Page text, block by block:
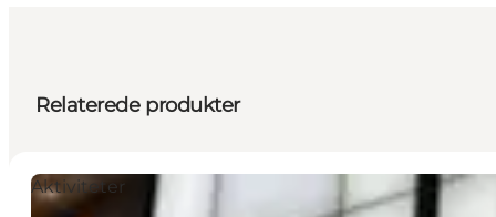
Relaterede produkter
Aktiviteter